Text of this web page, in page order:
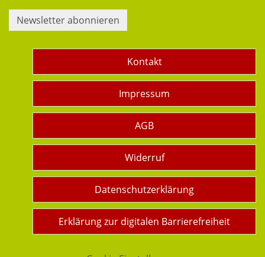
Newsletter abonnieren
Kontakt
Impressum
AGB
Widerruf
Datenschutzerklärung
Erklärung zur digitalen Barrierefreiheit